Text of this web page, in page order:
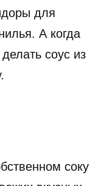
для
А когда
соус из
соку